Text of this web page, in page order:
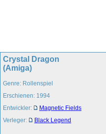
Crystal Dragon
(Amiga)
Genre: Rollenspiel
Erschienen: 1994
Entwickler:
Magnetic Fields
Verleger:
Black Legend